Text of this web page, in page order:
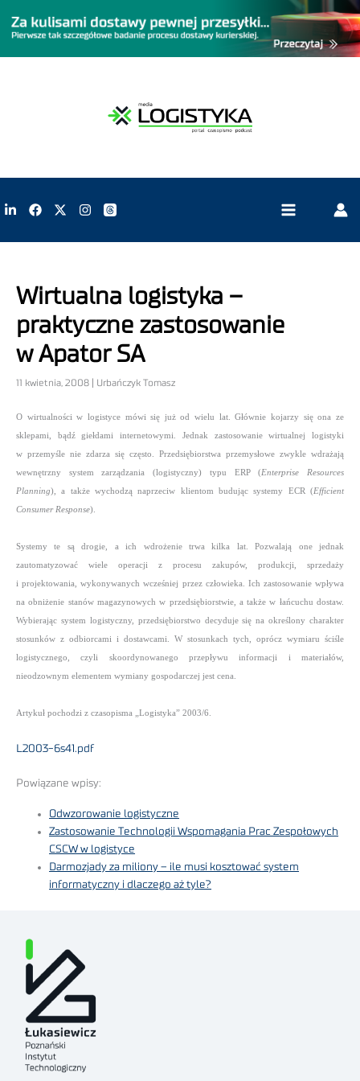
Wirtualna logistyka –
praktyczne zastosowanie
w Apator SA
11 kwietnia, 2008 | Urbańczyk Tomasz
O wirtualności w logistyce mówi się już od wielu lat. Głównie kojarzy się ona ze
sklepami, bądź giełdami internetowymi. Jednak zastosowanie wirtualnej logistyki
w przemyśle nie zdarza się często. Przedsiębiorstwa przemysłowe zwykle wdrażają
wewnętrzny system zarządzania (logistyczny) typu ERP (Enterprise Resources
Planning), a także wychodzą naprzeciw klientom budując systemy ECR (Efficient
Consumer Response).
Systemy te są drogie, a ich wdrożenie trwa kilka lat. Pozwalają one jednak
zautomatyzować wiele operacji z procesu zakupów, produkcji, sprzedaży
i projektowania, wykonywanych wcześniej przez człowieka. Ich zastosowanie wpływa
na obniżenie stanów magazynowych w przedsiębiorstwie, a także w łańcuchu dostaw.
Wybierając system logistyczny, przedsiębiorstwo decyduje się na określony charakter
stosunków z odbiorcami i dostawcami. W stosunkach tych, oprócz wymiaru ściśle
logistycznego, czyli skoordynowanego przepływu informacji i materiałów,
nieodzownym elementem wymiany gospodarczej jest cena.
Artykuł pochodzi z czasopisma „Logistyka” 2003/6.
L2003-6s41.pdf
Powiązane wpisy:
Odwzorowanie logistyczne
Zastosowanie Technologii Wspomagania Prac Zespołowych
CSCW w logistyce
Darmozjady za miliony – ile musi kosztować system
informatyczny i dlaczego aż tyle?